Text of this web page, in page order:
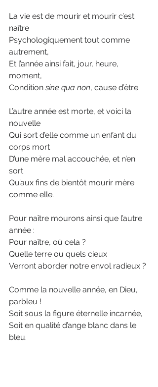
La vie est de mourir et mourir c’est
naître
Psychologiquement tout comme
autrement,
Et l’année ainsi fait, jour, heure,
moment,
Condition sine qua non, cause d’être.
L’autre année est morte, et voici la
nouvelle
Qui sort d’elle comme un enfant du
corps mort
D’une mère mal accouchée, et n’en
sort
Qu’aux fins de bientôt mourir mère
comme elle.
Pour naître mourons ainsi que l’autre
année :
Pour naître, où cela ?
Quelle terre ou quels cieux
Verront aborder notre envol radieux ?
Comme la nouvelle année, en Dieu,
parbleu !
Soit sous la figure éternelle incarnée,
Soit en qualité d’ange blanc dans le
bleu.